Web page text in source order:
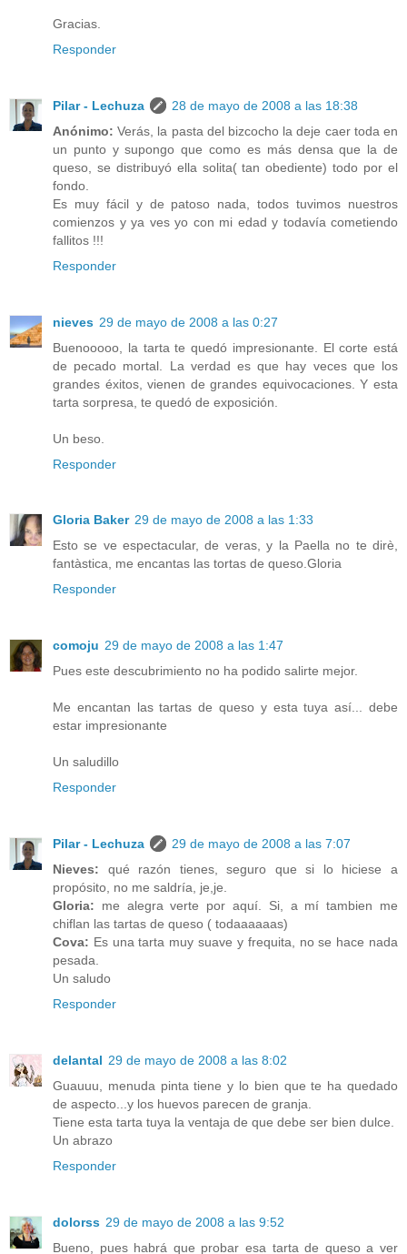
Gracias.
Responder
Pilar - Lechuza
28 de mayo de 2008 a las 18:38
Anónimo: Verás, la pasta del bizcocho la deje caer toda en
un punto y supongo que como es más densa que la de
queso, se distribuyó ella solita( tan obediente) todo por el
fondo.
Es muy fácil y de patoso nada, todos tuvimos nuestros
comienzos y ya ves yo con mi edad y todavía cometiendo
fallitos !!!
Responder
nieves 29 de mayo de 2008 a las 0:27
Buenooooo, la tarta te quedó impresionante. El corte está
de pecado mortal. La verdad es que hay veces que los
grandes éxitos, vienen de grandes equivocaciones. Y esta
tarta sorpresa, te quedó de exposición.
Un beso.
Responder
Gloria Baker 29 de mayo de 2008 a las 1:33
Esto se ve espectacular, de veras, y la Paella no te dirè,
fantàstica, me encantas las tortas de queso.Gloria
Responder
comoju 29 de mayo de 2008 a las 1:47
Pues este descubrimiento no ha podido salirte mejor.
Me encantan las tartas de queso y esta tuya así... debe
estar impresionante
Un saludillo
Responder
Pilar - Lechuza
29 de mayo de 2008 a las 7:07
Nieves: qué razón tienes, seguro que si lo hiciese a
propósito, no me saldría, je,je.
Gloria: me alegra verte por aquí. Si, a mí tambien me
chiflan las tartas de queso ( todaaaaaas)
Cova: Es una tarta muy suave y frequita, no se hace nada
pesada.
Un saludo
Responder
delantal 29 de mayo de 2008 a las 8:02
Guauuu, menuda pinta tiene y lo bien que te ha quedado
de aspecto...y los huevos parecen de granja.
Tiene esta tarta tuya la ventaja de que debe ser bien dulce.
Un abrazo
Responder
dolorss 29 de mayo de 2008 a las 9:52
Bueno, pues habrá que probar esa tarta de queso a ver